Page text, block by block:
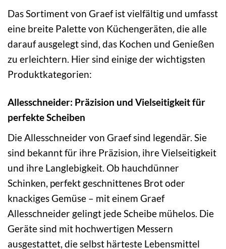
Das Sortiment von Graef ist vielfältig und umfasst
eine breite Palette von Küchengeräten, die alle
darauf ausgelegt sind, das Kochen und Genießen
zu erleichtern. Hier sind einige der wichtigsten
Produktkategorien:
Allesschneider: Präzision und Vielseitigkeit für
perfekte Scheiben
Die Allesschneider von Graef sind legendär. Sie
sind bekannt für ihre Präzision, ihre Vielseitigkeit
und ihre Langlebigkeit. Ob hauchdünner
Schinken, perfekt geschnittenes Brot oder
knackiges Gemüse – mit einem Graef
Allesschneider gelingt jede Scheibe mühelos. Die
Geräte sind mit hochwertigen Messern
ausgestattet, die selbst härteste Lebensmittel